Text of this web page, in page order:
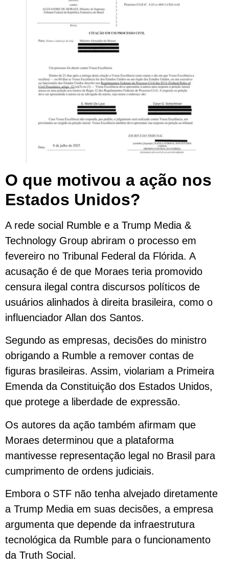
O que motivou a ação nos
Estados Unidos?
A rede social Rumble e a Trump Media &
Technology Group abriram o processo em
fevereiro no Tribunal Federal da Flórida. A
acusação é de que Moraes teria promovido
censura ilegal contra discursos políticos de
usuários alinhados à direita brasileira, como o
influenciador Allan dos Santos.
Segundo as empresas, decisões do ministro
obrigando a Rumble a remover contas de
figuras brasileiras. Assim, violariam a Primeira
Emenda da Constituição dos Estados Unidos,
que protege a liberdade de expressão.
Os autores da ação também afirmam que
Moraes determinou que a plataforma
mantivesse representação legal no Brasil para
cumprimento de ordens judiciais.
Embora o STF não tenha alvejado diretamente
a Trump Media em suas decisões, a empresa
argumenta que depende da infraestrutura
tecnológica da Rumble para o funcionamento
da Truth Social.